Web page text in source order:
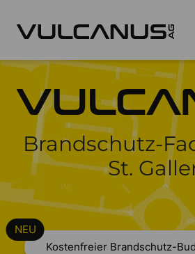
Brandschutz-
St.
Kostenfreier Brandschutz-